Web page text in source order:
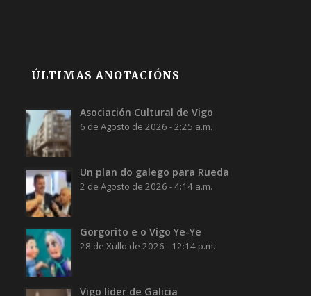
ÚLTIMAS ANOTACIÓNS
Asociación Cultural de Vigo
6 de Agosto de 2026 - 2:25 a.m.
Un plan do galego para Rueda
2 de Agosto de 2026 - 4:14 a.m.
Gorgorito e o Vigo Ye-Ye
28 de Xullo de 2026 - 12:14 p.m.
Vigo líder de Galicia